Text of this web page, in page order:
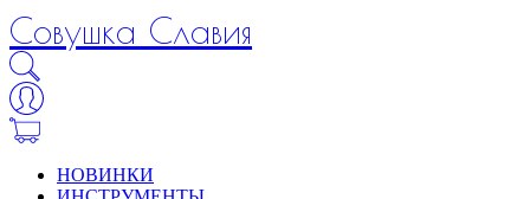
Совушка Славия
НОВИНКИ